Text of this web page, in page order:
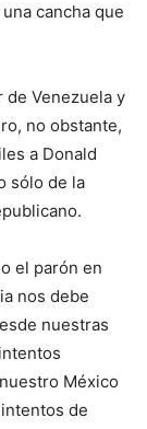
cancha que
de Venezuela y
no obstante,
a Donald
sólo de la
el parón en
nos debe
nuestras
México
de